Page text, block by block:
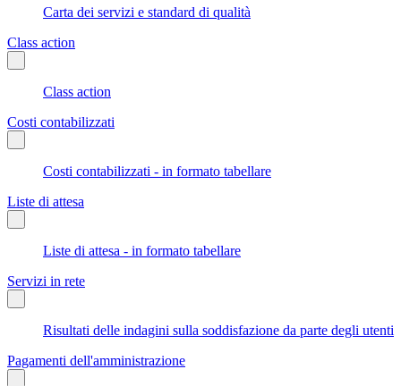
Carta dei servizi e standard di qualità
Class action
Class action
Costi contabilizzati
Costi contabilizzati - in formato tabellare
Liste di attesa
Liste di attesa - in formato tabellare
Servizi in rete
Risultati delle indagini sulla soddisfazione da parte degli utenti
Pagamenti dell'amministrazione